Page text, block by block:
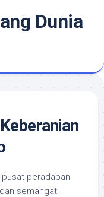
Dunia
pusat peradaban
semangat